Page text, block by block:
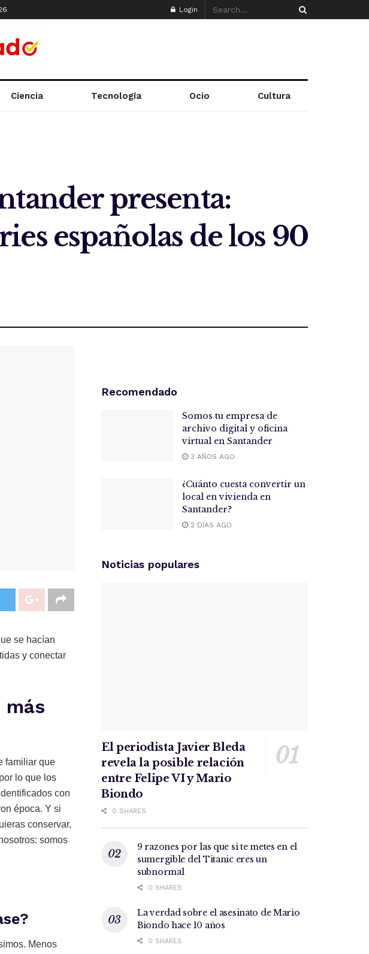
Login
Ciencia Tecnología Ocio Cultura
presenta:
españolas de los 90
se hacían
y conectar
más
familiar que
lo que los
con
época. Y si
conservar,
somos
Menos
Recomendado
Somos tu empresa de
archivo digital y oficina
virtual en Santander
3 AÑOS AGO
¿Cuánto cuesta convertir un
local en vivienda en
Santander?
2 DÍAS AGO
Noticias populares
El periodista Javier Bleda
revela la posible relación
entre Felipe VI y Mario
Biondo
0 SHARES
9 razones por las que si te metes en el
sumergible del Titanic eres un
subnormal
0 SHARES
La verdad sobre el asesinato de Mario
Biondo hace 10 años
0 SHARES